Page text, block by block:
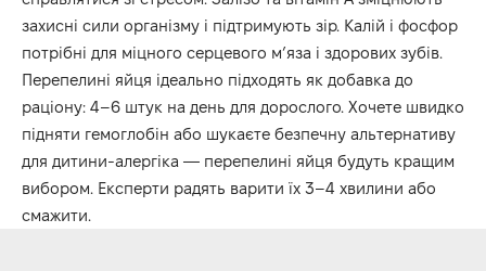
захисні сили організму і підтримують зір. Калій і фосфор
потрібні для міцного серцевого м’яза і здорових зубів.
Перепелині яйця ідеально підходять як добавка до
раціону: 4–6 штук на день для дорослого. Хочете швидко
підняти гемоглобін або шукаєте безпечну альтернативу
для дитини-алергіка — перепелині яйця будуть кращим
вибором. Експерти радять варити їх 3–4 хвилини або
смажити.